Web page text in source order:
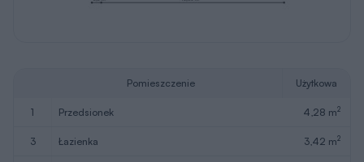
Pomieszczenie Użytkowa
1 przedsionek 4,28 m2
3 łazienka 3,42 m2